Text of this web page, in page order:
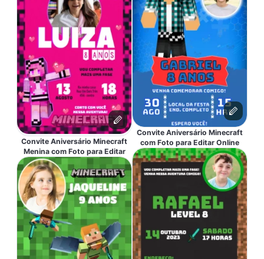
Convite Aniversário Minecraft
Menina com Foto para Editar
Convite Aniversário Minecraft
com Foto para Editar Online